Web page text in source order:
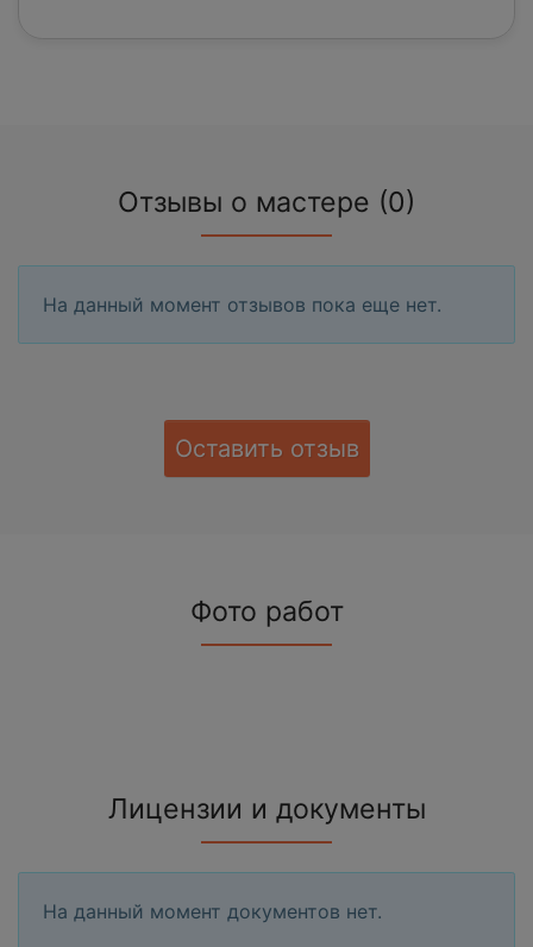
Отзывы о мастере (0)
На данный момент отзывов пока еще нет.
Оставить отзыв
Фото работ
Лицензии и документы
На данный момент документов нет.